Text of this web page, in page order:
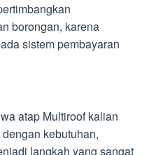
borongan, karena
sistem pembayaran
atap Multiroof kalian
kebutuhan,
langkah yang sangat